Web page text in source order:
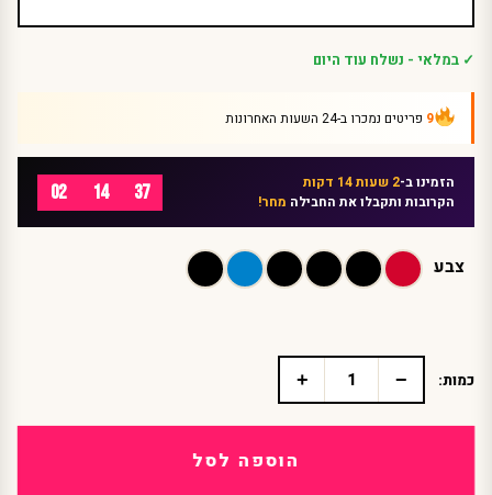
✓ במלאי - נשלח עוד היום
9 פריטים נמכרו ב-24 השעות האחרונות
הזמינו ב-2 שעות 14 דקות
הקרובות ותקבלו את החבילה מחר! 02 14 37
צבע
כמות
ריסים
כמות: −
+
הוספה לסל